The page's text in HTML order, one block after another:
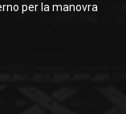
per la manovra